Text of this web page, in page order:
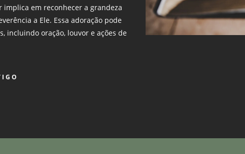
em reconhecer a grandeza
a Ele. Essa adoração pode
incluindo oração, louvor e ações de